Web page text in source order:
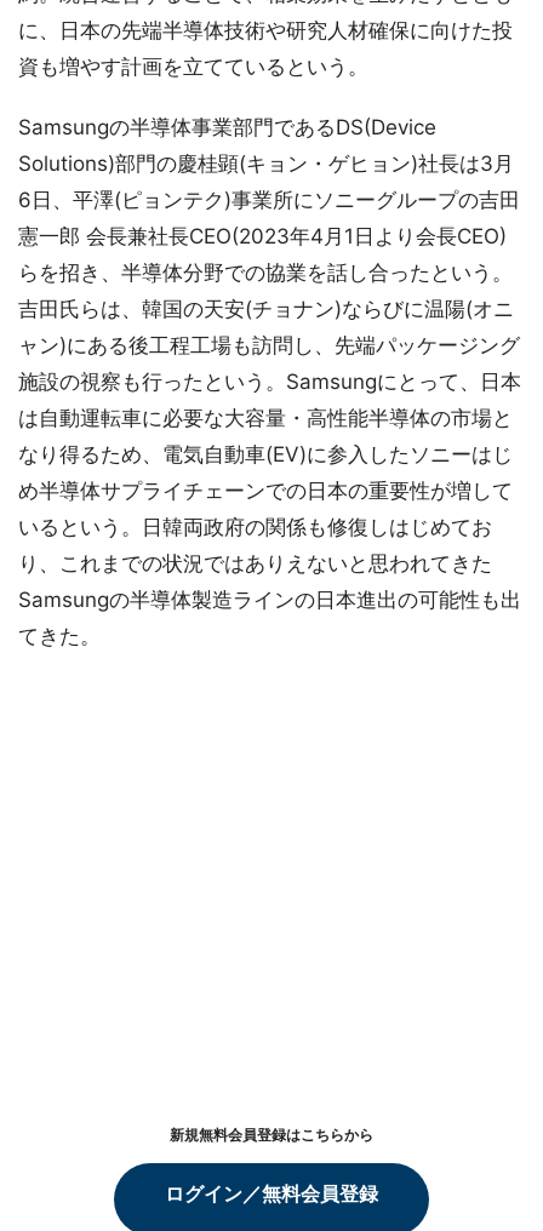
に、日本の先端半導体技術や研究人材確保に向けた投
資も増やす計画を立てているという。
Samsungの半導体事業部門であるDS(Device
Solutions)部門の慶桂顕(キョン・ゲヒョン)社長は3月
6日、平澤(ピョンテク)事業所にソニーグループの吉田
憲一郎 会長兼社長CEO(2023年4月1日より会長CEO)
らを招き、半導体分野での協業を話し合ったという。
吉田氏らは、韓国の天安(チョナン)ならびに温陽(オニ
ャン)にある後工程工場も訪問し、先端パッケージング
施設の視察も行ったという。Samsungにとって、日本
は自動運転車に必要な大容量・高性能半導体の市場と
なり得るため、電気自動車(EV)に参入したソニーはじ
め半導体サプライチェーンでの日本の重要性が増して
いるという。日韓両政府の関係も修復しはじめてお
り、これまでの状況ではありえないと思われてきた
Samsungの半導体製造ラインの日本進出の可能性も出
てきた。
新規無料会員登録はこちらから
ログイン／無料会員登録